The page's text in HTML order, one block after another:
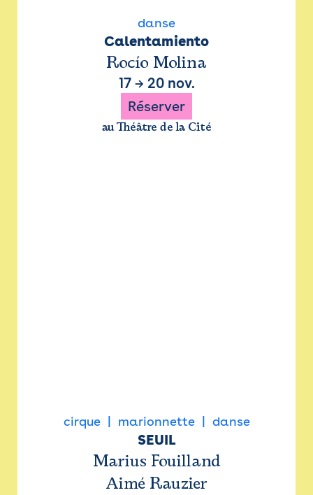
danse
Calentamiento
Rocío Molina
17→ 20 nov.
Réserver
au Théâtre de la Cité
cirque marionnette danse
SEUIL
Marius Fouilland
Aimé Rauzier